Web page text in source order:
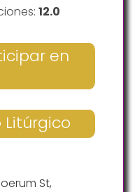
12.0
en
St,